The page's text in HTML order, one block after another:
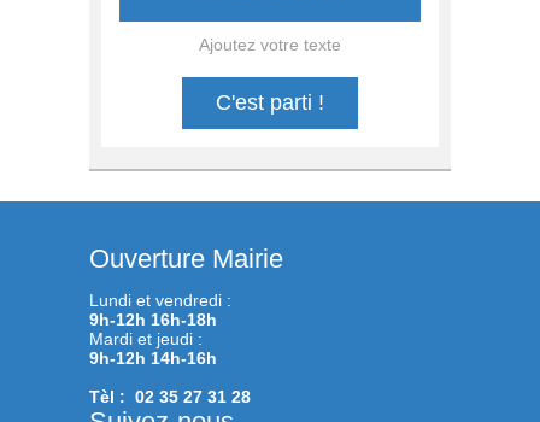
Ajoutez votre texte
C'est parti !
Ouverture Mairie
Lundi et vendredi :
9h-12h 16h-18h
Mardi et jeudi :
9h-12h 14h-16h
Tèl : 02 35 27 31 28